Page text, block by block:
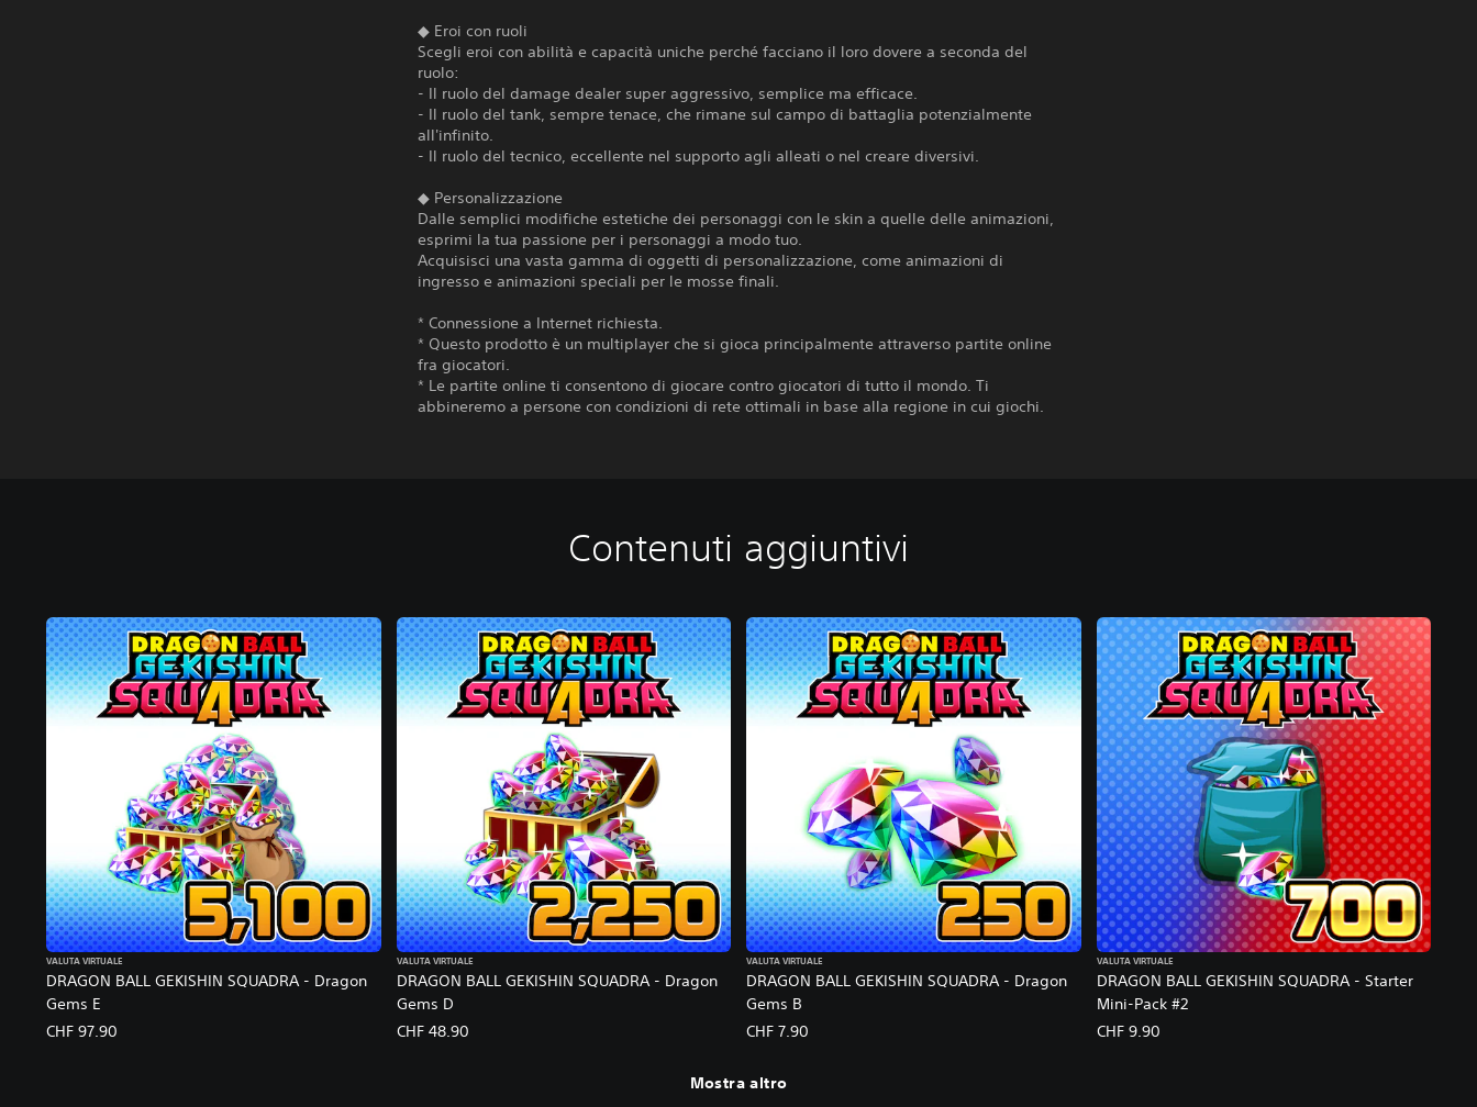
◆ Eroi con ruoli
Scegli eroi con abilità e capacità uniche perché facciano il loro dovere a seconda del
ruolo:
- Il ruolo del damage dealer super aggressivo, semplice ma efficace.
- Il ruolo del tank, sempre tenace, che rimane sul campo di battaglia potenzialmente
all'infinito.
- Il ruolo del tecnico, eccellente nel supporto agli alleati o nel creare diversivi.
◆ Personalizzazione
Dalle semplici modifiche estetiche dei personaggi con le skin a quelle delle animazioni,
esprimi la tua passione per i personaggi a modo tuo.
Acquisisci una vasta gamma di oggetti di personalizzazione, come animazioni di
ingresso e animazioni speciali per le mosse finali.
* Connessione a Internet richiesta.
* Questo prodotto è un multiplayer che si gioca principalmente attraverso partite online
fra giocatori.
* Le partite online ti consentono di giocare contro giocatori di tutto il mondo. Ti
abbineremo a persone con condizioni di rete ottimali in base alla regione in cui giochi.
Contenuti aggiuntivi
DRAGON BALL GEKISHIN SQUADRA - Dragon
Gems E
VALUTA VIRTUALE
CHF 97.90
DRAGON BALL GEKISHIN SQUADRA - Dragon
Gems D
VALUTA VIRTUALE
CHF 48.90
DRAGON BALL GEKISHIN SQUADRA - Dragon
Gems B
VALUTA VIRTUALE
CHF 7.90
DRAGON BALL GEKISHIN SQUADRA - Starter
Mini-Pack #2
VALUTA VIRTUALE
CHF 9.90
Mostra altro